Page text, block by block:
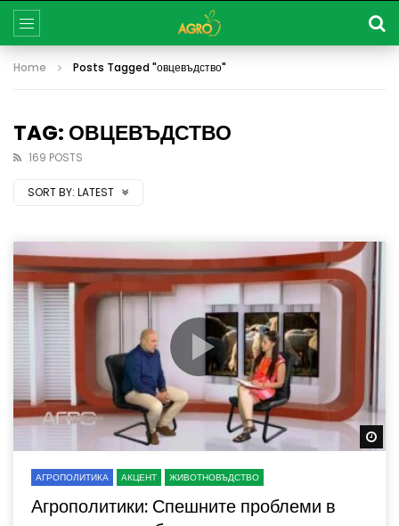
Home Posts Tagged "овцевъдство"
TAG: ОВЦЕВЪДСТВО
169 POSTS
SORT BY: LATEST
АГРОПОЛИТИКА АКЦЕНТ ЖИВОТНОВЪДСТВО
Агрополитики: Спешните проблеми в